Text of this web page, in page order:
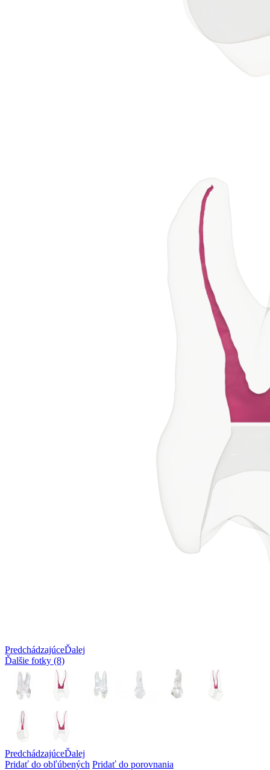
PredchádzajúceĎalej
Ďalšie fotky (8)
PredchádzajúceĎalej
Pridať do obľúbených Pridať do porovnania